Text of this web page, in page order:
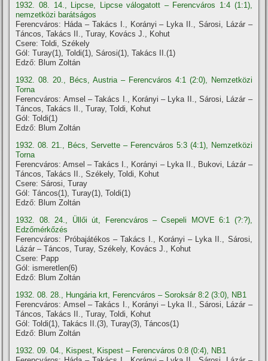
1932. 08. 14., Lipcse, Lipcse válogatott – Ferencváros 1:4 (1:1),
nemzetközi barátságos
Ferencváros: Háda – Takács I., Korányi – Lyka II., Sárosi, Lázár –
Táncos, Takács II., Turay, Kovács J., Kohut
Csere: Toldi, Székely
Gól: Turay(1), Toldi(1), Sárosi(1), Takács II.(1)
Edző: Blum Zoltán
1932. 08. 20., Bécs, Austria – Ferencváros 4:1 (2:0), Nemzetközi
Torna
Ferencváros: Amsel – Takács I., Korányi – Lyka II., Sárosi, Lázár –
Táncos, Takács II., Turay, Toldi, Kohut
Gól: Toldi(1)
Edző: Blum Zoltán
1932. 08. 21., Bécs, Servette – Ferencváros 5:3 (4:1), Nemzetközi
Torna
Ferencváros: Amsel – Takács I., Korányi – Lyka II., Bukovi, Lázár –
Táncos, Takács II., Székely, Toldi, Kohut
Csere: Sárosi, Turay
Gól: Táncos(1), Turay(1), Toldi(1)
Edző: Blum Zoltán
1932. 08. 24., Üllői út, Ferencváros – Csepeli MOVE 6:1 (?:?),
Edzőmérkőzés
Ferencváros: Próbajátékos – Takács I., Korányi – Lyka II., Sárosi,
Lázár – Táncos, Turay, Székely, Kovács J., Kohut
Csere: Papp
Gól: ismeretlen(6)
Edző: Blum Zoltán
1932. 08. 28., Hungária krt, Ferencváros – Soroksár 8:2 (3:0), NB1
Ferencváros: Amsel – Takács I., Korányi – Lyka II., Sárosi, Lázár –
Táncos, Takács II., Turay, Toldi, Kohut
Gól: Toldi(1), Takács II.(3), Turay(3), Táncos(1)
Edző: Blum Zoltán
1932. 09. 04., Kispest, Kispest – Ferencváros 0:8 (0:4), NB1